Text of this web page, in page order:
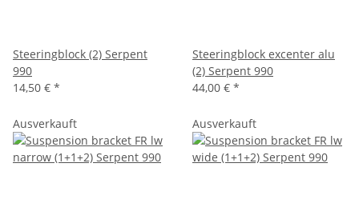
Steeringblock (2) Serpent
990
14,50 € *
Steeringblock excenter alu
(2) Serpent 990
44,00 € *
Ausverkauft Ausverkauft